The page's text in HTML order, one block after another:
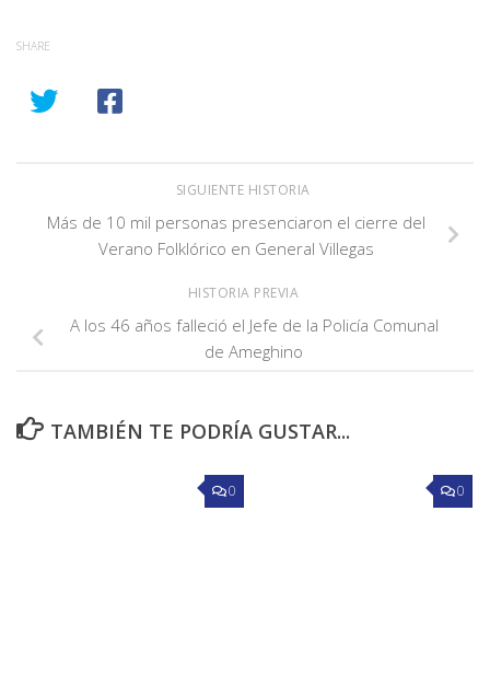
SHARE
SIGUIENTE HISTORIA
Más de 10 mil personas presenciaron el cierre del
Verano Folklórico en General Villegas
HISTORIA PREVIA
A los 46 años falleció el Jefe de la Policía Comunal
de Ameghino
TAMBIÉN TE PODRÍA GUSTAR...
0 0